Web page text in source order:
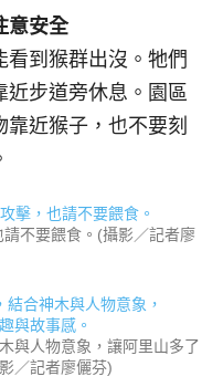
意安全
看到猴群出沒。牠們
近步道旁休息。園區
近猴子，也不要刻
不要餵食。(攝影／記者廖
與人物意象，讓阿里山多了
／記者廖儷芬)